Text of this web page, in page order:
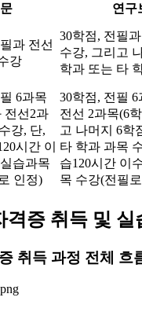
연구
과 전선
강
30학점, 전필
수강, 그리고
학과 또는 타
6과목
전선2과
강, 단,
시간 이
습과목
인정)
30학점, 전필
전선 2과목(6
고 나머지 6학
타 학과 과목
습120시간 이
목 수강(전필
증 취득 및 실
취득 과정 전체 흐